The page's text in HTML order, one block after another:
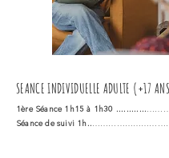
SEANCE INDIVIDUELLE ADULTE (+17
1ère Séance 1h15 à 1h30 ............
Séance de suivi 1h..